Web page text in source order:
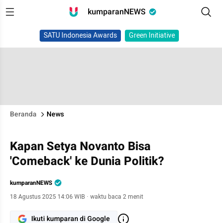
kumparanNEWS
SATU Indonesia Awards Green Initiative
Beranda News
Kapan Setya Novanto Bisa
'Comeback' ke Dunia Politik?
kumparanNEWS
18 Agustus 2025 14:06 WIB · waktu baca 2 menit
Ikuti kumparan di Google